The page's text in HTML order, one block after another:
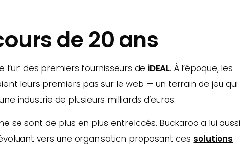
de 20 ans
l’un des premiers fournisseurs de iDEAL. À l’époque, les
leurs premiers pas sur le web — un terrain de jeu qui
industrie de plusieurs milliards d’euros.
se sont de plus en plus entrelacés. Buckaroo a lui aussi
vers une organisation proposant des solutions